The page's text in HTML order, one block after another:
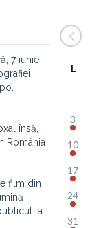
7 iunie
însă,
România
film din
la
L
3
10
17
24
31